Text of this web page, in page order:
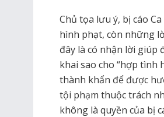
Chủ tọa lưu ý, bị cáo
hình phạt, còn những
đây là có nhận lời giúp
khai sao cho “hợp tình
thành khẩn để được
tội phạm thuộc trách
không là quyền của bị